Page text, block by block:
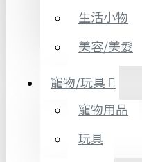
生活小物
美容/美髮
寵物/玩具
寵物用品
玩具